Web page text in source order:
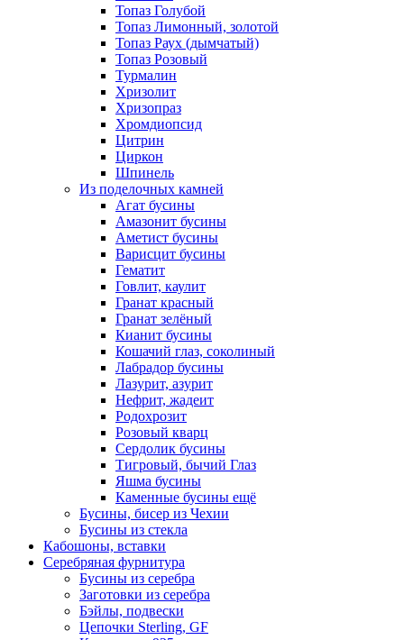
Топаз Голубой
Топаз Лимонный, золотой
Топаз Раух (дымчатый)
Топаз Розовый
Турмалин
Хризолит
Хризопраз
Хромдиопсид
Цитрин
Циркон
Шпинель
Из поделочных камней
Агат бусины
Амазонит бусины
Аметист бусины
Варисцит бусины
Гематит
Говлит, каулит
Гранат красный
Гранат зелёный
Кианит бусины
Кошачий глаз, соколиный
Лабрадор бусины
Лазурит, азурит
Нефрит, жадеит
Родохрозит
Розовый кварц
Сердолик бусины
Тигровый, бычий Глаз
Яшма бусины
Каменные бусины ещё
Бусины, бисер из Чехии
Бусины из стекла
Кабошоны, вставки
Серебряная фурнитура
Бусины из серебра
Заготовки из серебра
Бэйлы, подвески
Цепочки Sterling, GF